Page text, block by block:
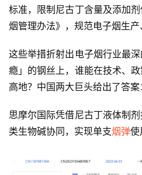
标准，限制尼古丁含量及添加
烟管理办法》，规范电子烟生产
这些举措折射出电子烟行业最
瘾」的钢丝上，谁能在技术、
高地？中国两大巨头给出了答案
思摩尔国际凭借尼古丁液体制
类生物碱协同，实现单支烟弹使